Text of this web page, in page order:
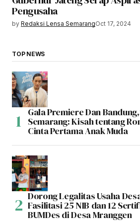
Pengusaha
by Redaksi Lensa SemarangOct 17, 2024
TOP NEWS
Gala Premiere Dan
Semarang: Kisah tentang
Cinta Pertama Anak Muda
Dorong Legalitas Usaha
Fasilitasi 25 NIB dan 12
BUMDes di Desa Mranggen